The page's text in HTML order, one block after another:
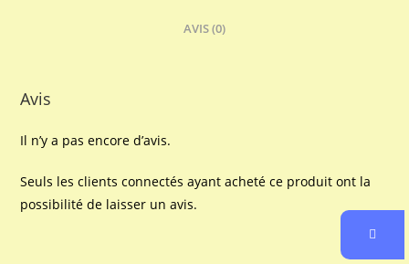
AVIS (0)
Avis
Il n’y a pas encore d’avis.
Seuls les clients connectés ayant acheté ce produit ont la
possibilité de laisser un avis.